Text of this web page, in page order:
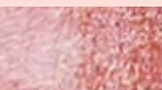
(úplněk), po němž následuje 8.4. nejsilnější
úplné zatmění tohoto roku, a to Slunce v
Beranu (novoluní). V rámci tohoto období
nastane letos ještě zatmění Slunce ve
(novoluní) 2.10.2024. Abychom dali tato
zatmění do časového rámce, je třeba
se zpět, a to na dobu, kdy lunární uzly